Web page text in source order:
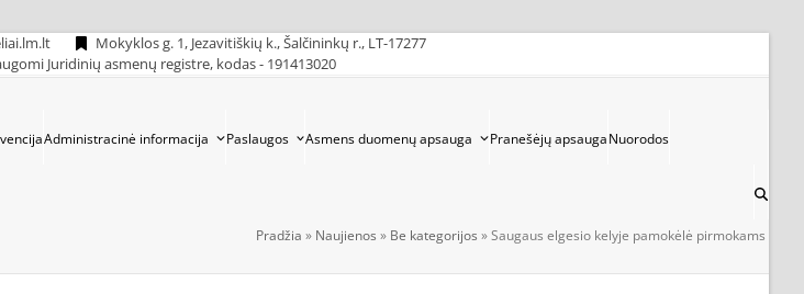
Mokyklos g. 1, Jezavitiškių k., Šalčininkų r., LT-17277
Juridinių asmenų registre, kodas - 191413020
Administracinė informacija Paslaugos Asmens duomenų apsauga Pranešėjų apsaugaNuorodos
Pradžia » Naujienos » Be kategorijos »Saugaus elgesio kelyje pamokėlė pirmokams